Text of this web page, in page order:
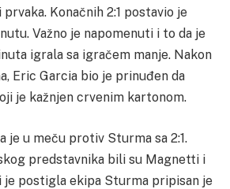
Konačnih 2:1 postavio je
Važno je napomenuti i to da je
igrala sa igračem manje. Nakon
Eric Garcia bio je prinuđen da
je kažnjen crvenim kartonom.
je u meču protiv Sturma sa 2:1.
predstavnika bili su Magnetti i
je postigla ekipa Sturma pripisan je